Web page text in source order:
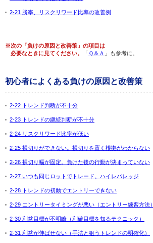
2-21 勝率、リスクリワード比率の改善例
※次の「負けの原因と改善策」の項目は
必要なときに見てください。
「 Ｑ＆Ａ 」も参考に。
初心者によくある負けの原因と改善策
2-22 トレンド判断が不十分
2-23 トレンドの継続判断が不十分
2-24 リスクリワード比率が低い
2-25 損切りができない。損切りを置く根拠がわからない
2-26 損切り幅が固定。負けた後の行動が決まっていない
2-27 いつも同じロットでトレード。ハイレバレッジ
2-28 トレンドの初動でエントリーできない
2-29 エントリータイミングが悪い（エントリー練習方法）
2-30 利益目標が不明瞭（利確目標を知るテクニック）
2-31 利益が伸ばせない（手法と狙うトレンドの明確化）